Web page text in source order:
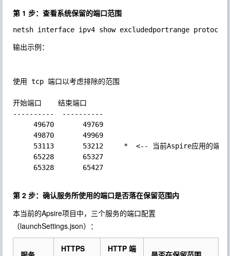
第 1 步：查看系统保留的端口范围
输出示例：
使用 tcp 端口以考虑排除的范围
开始端口    结束端口
----------  ----------
     49670       49769
     49870       49969
53113       53212     *  <-- 当前Aspire应用的端口
     65228       65327
     65328       65427
第 2 步：确认服务所使用的端口是否落在保留范围内
本当前的Apsire项目中，三个服务的端口配置
（launchSettings.json）：
HTTPS
HTTP 端